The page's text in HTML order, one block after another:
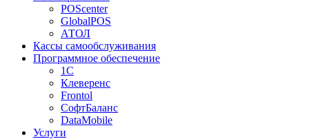
POScenter
GlobalPOS
АТОЛ
Кассы самообслуживания
Программное обеспечение
1С
Клеверенс
Frontol
СофтБаланс
DataMobile
Услуги